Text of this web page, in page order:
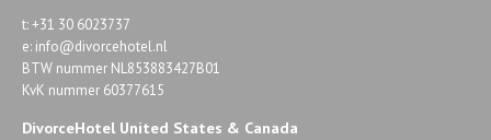
t: +31 30 6023737
e: info@divorcehotel.nl
BTW nummer NL853883427B01
KvK nummer 60377615
DivorceHotel United States & Canada